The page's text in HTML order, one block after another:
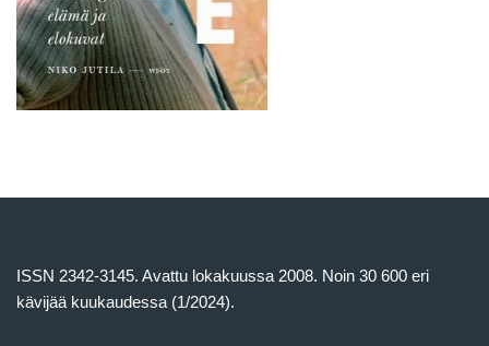
ISSN 2342-3145. Avattu lokakuussa 2008. Noin 30 600 eri
kävijää kuukaudessa (1/2024).